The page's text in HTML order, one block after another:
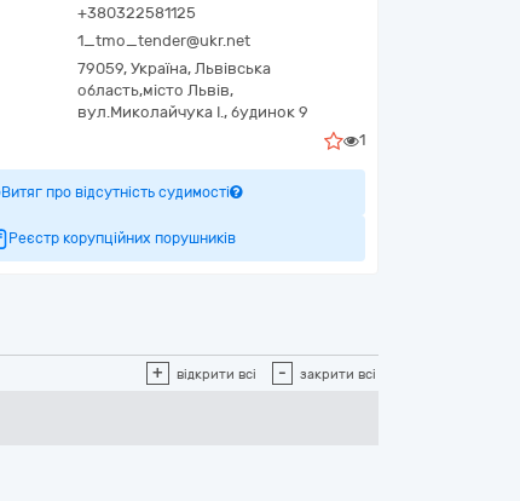
+380322581125
1_tmo_tender@ukr.net
79059, Україна, Львівська
область,місто Львів,
вул.Миколайчука І., будинок 9
1
Витяг про відсутність судимості
Реєстр корупційних порушників
+ відкрити всі - закрити всі